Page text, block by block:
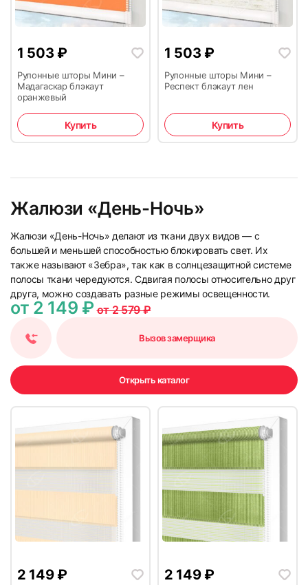
1 503 ₽
Рулонные шторы Мини –
Мадагаскар блэкаут
оранжевый
Купить
1 503 ₽
Рулонные шторы Мини –
Респект блэкаут лен
Купить
Жалюзи «День-Ночь»
Жалюзи «День-Ночь» делают из ткани двух видов — с
большей и меньшей способностью блокировать свет. Их
также называют «Зебра», так как в солнцезащитной системе
полосы ткани чередуются. Сдвигая полосы относительно друг
друга, можно создавать разные режимы освещенности.
от 2 149 ₽от 2 579 ₽
Вызов замерщика
Открыть каталог
2 149 ₽ 2 149 ₽